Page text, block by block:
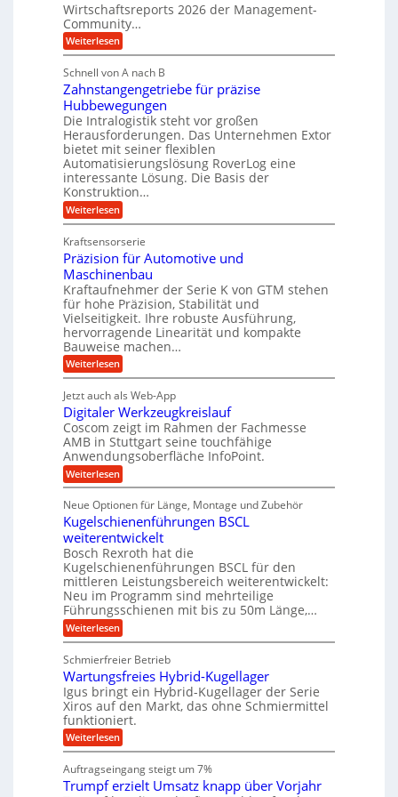
r
a
u
i
k
i
m
V
e
r
g
l
c
h
g
l
e
b
i
g
e
K
u
g
e
l
g
e
w
n
d
e
t
r
i
e
b
e
f
ü
r
r
u
e
U
m
g
e
b
u
g
e
n
t
e
i
g
e
r
t
U
m
s
a
t
z
u
n
d
A
u
f
t
r
a
g
s
e
i
n
g
a
n
g
Wirtschaftsreports 2026 der Management-
Community…
Weiterlesen:
M
n
s
c
h
e
n
a
u
c
h
i
n
Z
e
e
n
v
o
n
K
I
w
i
c
h
t
i
g
e
r
a
l
s
M
a
s
c
h
i
n
e
n
Schnell von A nach B
Zahnstangengetriebe für präzise
Hubbewegungen
Die Intralogistik steht vor großen
Herausforderungen. Das Unternehmen Extor
bietet mit seiner flexiblen
Automatisierungslösung RoverLog eine
interessante Lösung. Die Basis der
Konstruktion…
Weiterlesen:
Z
h
n
s
t
a
n
g
e
n
g
e
t
r
i
e
b
e
f
ü
r
r
ä
z
i
s
e
u
b
b
e
w
e
g
u
n
g
e
n
Kraftsensorserie
Präzision für Automotive und
Maschinenbau
Kraftaufnehmer der Serie K von GTM stehen
für hohe Präzision, Stabilität und
Vielseitigkeit. Ihre robuste Ausführung,
hervorragende Linearität und kompakte
Bauweise machen…
Weiterlesen:
P
ä
z
i
s
i
o
n
f
r
A
u
t
o
m
o
t
i
v
e
n
d
M
a
s
c
h
i
e
n
Jetzt auch als Web-App
Digitaler Werkzeugkreislauf
Coscom zeigt im Rahmen der Fachmesse
AMB in Stuttgart seine touchfähige
Anwendungsoberfläche InfoPoint.
Weiterlesen:
D
g
i
t
a
l
e
r
W
e
r
k
z
e
u
g
k
r
e
i
s
a
u
Neue Optionen für Länge, Montage und Zubehör
Kugelschienenführungen BSCL
weiterentwickelt
Bosch Rexroth hat die
Kugelschienenführungen BSCL für den
mittleren Leistungsbereich weiterentwickelt:
Neu im Programm sind mehrteilige
Führungsschienen mit bis zu 50m Länge,…
Weiterlesen:
K
g
e
l
s
c
h
i
e
e
n
Schmierfreier Betrieb
Wartungsfreies Hybrid-Kugellager
Igus bringt ein Hybrid-Kugellager der Serie
Xiros auf den Markt, das ohne Schmiermittel
funktioniert.
Weiterlesen:
W
r
t
Auftragseingang steigt um 7%
Trumpf erzielt Umsatz knapp über Vorjahr